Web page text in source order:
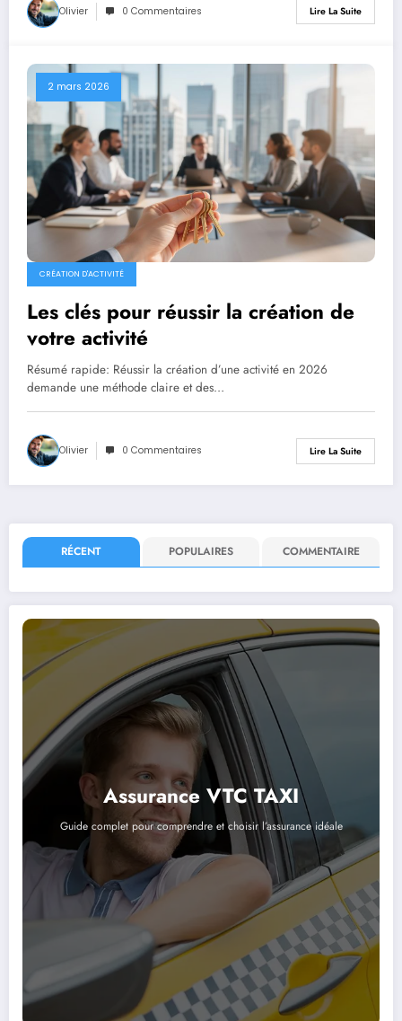
Olivier 0 Commentaires Lire La Suite
2 mars 2026
CRÉATION D'ACTIVITÉ
Les clés pour réussir la création de
votre activité
Résumé rapide: Réussir la création d’une activité en 2026
demande une méthode claire et des…
Olivier 0 Commentaires Lire La Suite
RÉCENT POPULAIRES COMMENTAIRE
Assurance VTC TAXI
Guide complet pour comprendre et choisir l’assurance idéale